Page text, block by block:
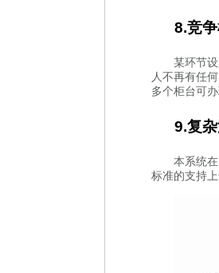
8.竞
某环节设
人不再有任何
多个柜台可办
9.复
本系统
标准的支持上